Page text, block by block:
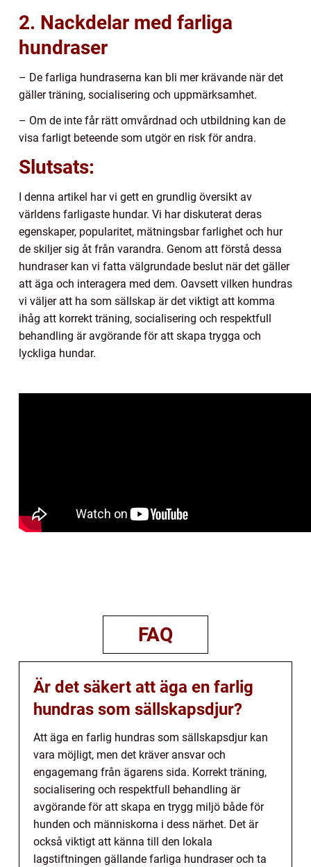
2. Nackdelar med farliga
hundraser
– De farliga hundraserna kan bli mer krävande när det
gäller träning, socialisering och uppmärksamhet.
– Om de inte får rätt omvårdnad och utbildning kan de
visa farligt beteende som utgör en risk för andra.
Slutsats:
I denna artikel har vi gett en grundlig översikt av
världens farligaste hundar. Vi har diskuterat deras
egenskaper, popularitet, mätningsbar farlighet och hur
de skiljer sig åt från varandra. Genom att förstå dessa
hundraser kan vi fatta välgrundade beslut när det gäller
att äga och interagera med dem. Oavsett vilken hundras
vi väljer att ha som sällskap är det viktigt att komma
ihåg att korrekt träning, socialisering och respektfull
behandling är avgörande för att skapa trygga och
lyckliga hundar.
FAQ
Är det säkert att äga en farlig
hundras som sällskapsdjur?
Att äga en farlig hundras som sällskapsdjur kan
vara möjligt, men det kräver ansvar och
engagemang från ägarens sida. Korrekt träning,
socialisering och respektfull behandling är
avgörande för att skapa en trygg miljö både för
hunden och människorna i dess närhet. Det är
också viktigt att känna till den lokala
lagstiftningen gällande farliga hundraser och ta